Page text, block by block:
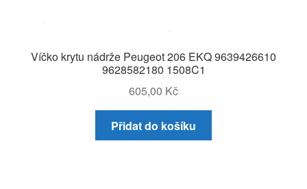
Víčko krytu nádrže Peugeot 206 EKQ 9639426610
9628582180 1508C1
605,00 Kč
Přidat do košíku